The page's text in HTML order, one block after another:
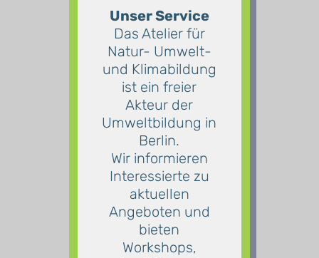
Unser Service
Das Atelier für
Natur- Umwelt-
und Klimabildung
ist ein freier
Akteur der
Umweltbildung in
Berlin.
Wir informieren
Interessierte zu
aktuellen
Angeboten und
bieten
Workshops,